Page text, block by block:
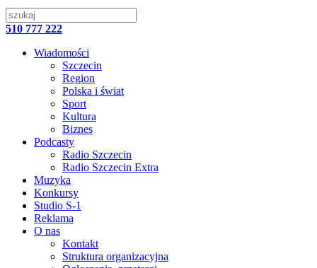
510 777 222
Wiadomości
Szczecin
Region
Polska i świat
Sport
Kultura
Biznes
Podcasty
Radio Szczecin
Radio Szczecin Extra
Muzyka
Konkursy
Studio S-1
Reklama
O nas
Kontakt
Struktura organizacyjna